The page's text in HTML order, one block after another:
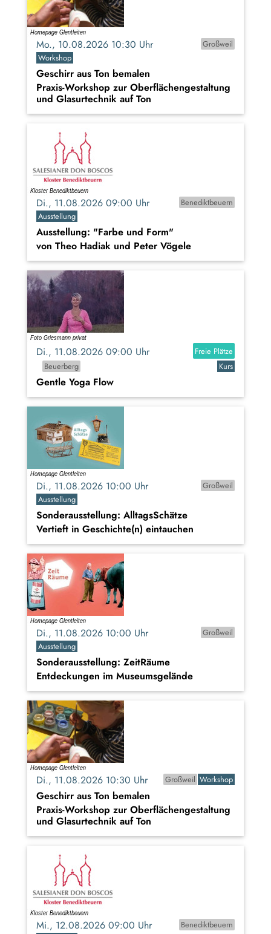
Mo., 10.08.2026 10:30 Uhr
Großweil
Workshop
Geschirr aus Ton bemalen
Praxis-Workshop zur Oberflächengestaltung
und Glasurtechnik auf Ton
Di., 11.08.2026 09:00 Uhr
Benediktbeuern
Ausstellung
Ausstellung: "Farbe und Form"
von Theo Hadiak und Peter Vögele
Di., 11.08.2026 09:00 Uhr
Freie Plätze
Beuerberg
Kurs
Gentle Yoga Flow
Di., 11.08.2026 10:00 Uhr
Großweil
Ausstellung
Sonderausstellung: AlltagsSchätze
Vertieft in Geschichte(n) eintauchen
Di., 11.08.2026 10:00 Uhr
Großweil
Ausstellung
Sonderausstellung: ZeitRäume
Entdeckungen im Museumsgelände
Di., 11.08.2026 10:30 Uhr Großweil Workshop
Geschirr aus Ton bemalen
Praxis-Workshop zur Oberflächengestaltung
und Glasurtechnik auf Ton
Mi., 12.08.2026 09:00 Uhr
Benediktbeuern